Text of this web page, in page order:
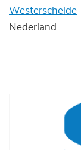
Westerschelde
Nederland.